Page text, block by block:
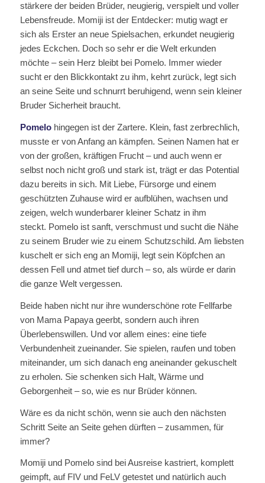
stärkere der beiden Brüder, neugierig, verspielt und voller
Lebensfreude. Momiji ist der Entdecker: mutig wagt er
sich als Erster an neue Spielsachen, erkundet neugierig
jedes Eckchen. Doch so sehr er die Welt erkunden
möchte – sein Herz bleibt bei Pomelo. Immer wieder
sucht er den Blickkontakt zu ihm, kehrt zurück, legt sich
an seine Seite und schnurrt beruhigend, wenn sein kleiner
Bruder Sicherheit braucht.
Pomelohingegen ist der Zartere. Klein, fast zerbrechlich,
musste er von Anfang an kämpfen. Seinen Namen hat er
von der großen, kräftigen Frucht – und auch wenn er
selbst noch nicht groß und stark ist, trägt er das Potential
dazu bereits in sich. Mit Liebe, Fürsorge und einem
geschützten Zuhause wird er aufblühen, wachsen und
zeigen, welch wunderbarer kleiner Schatz in ihm
steckt. Pomelo ist sanft, verschmust und sucht die Nähe
zu seinem Bruder wie zu einem Schutzschild. Am liebsten
kuschelt er sich eng an Momiji, legt sein Köpfchen an
dessen Fell und atmet tief durch – so, als würde er darin
die ganze Welt vergessen.
Beide haben nicht nur ihre wunderschöne rote Fellfarbe
von Mama Papaya geerbt, sondern auch ihren
Überlebenswillen. Und vor allem eines: eine tiefe
Verbundenheit zueinander. Sie spielen, raufen und toben
miteinander, um sich danach eng aneinander gekuschelt
zu erholen. Sie schenken sich Halt, Wärme und
Geborgenheit – so, wie es nur Brüder können.
Wäre es da nicht schön, wenn sie auch den nächsten
Schritt Seite an Seite gehen dürften – zusammen, für
immer?
Momiji und Pomelo sind bei Ausreise kastriert, komplett
geimpft, auf FIV und FeLV getestet und natürlich auch